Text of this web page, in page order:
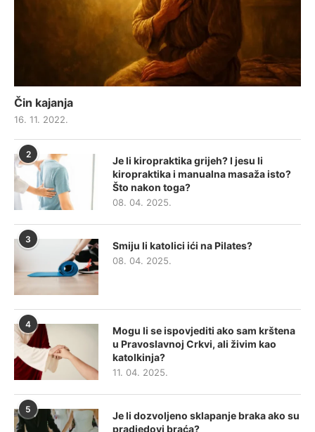
Čin kajanja
16. 11. 2022.
2
Je li kiropraktika grijeh? I jesu li
kiropraktika i manualna masaža isto?
Što nakon toga?
08. 04. 2025.
3
Smiju li katolici ići na Pilates?
08. 04. 2025.
4
Mogu li se ispovjediti ako sam krštena
u Pravoslavnoj Crkvi, ali živim kao
katolkinja?
11. 04. 2025.
5
Je li dozvoljeno sklapanje braka ako su
pradjedovi braća?